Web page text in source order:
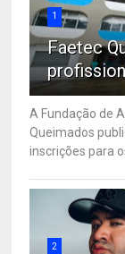
1
Faetec
A Fundação de
Queimados
inscrições para
2